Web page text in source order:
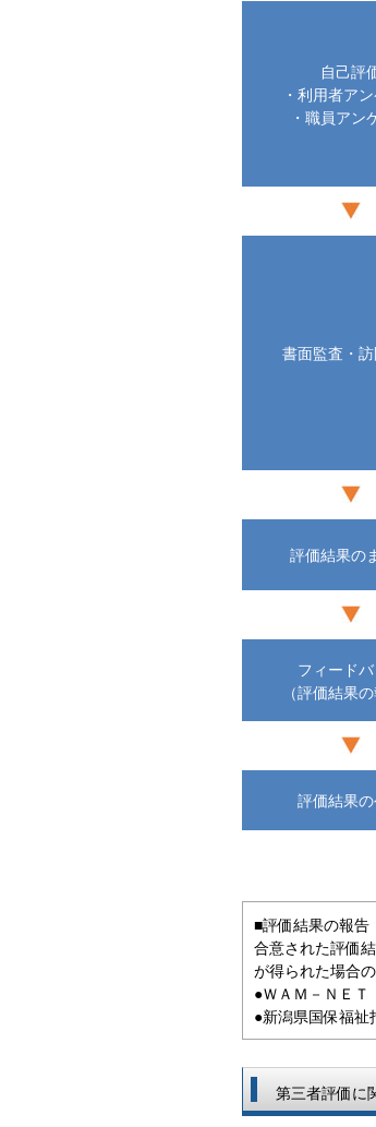
自己評
・利用者ア
・職員アン
書面監査・
評価結果の
フィード
（評価結果の
評価結果
■評価結果の報告
合意された評価
が得られた場合
●ＷＡＭ－ＮＥ
●新潟県国保福
第三者評価に